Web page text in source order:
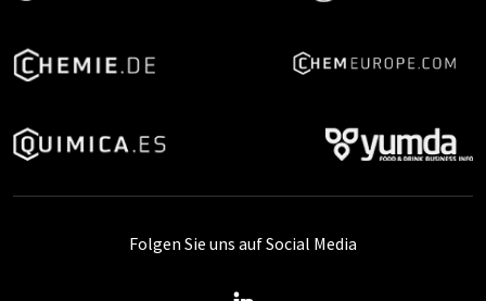
Folgen Sie uns auf Social Media